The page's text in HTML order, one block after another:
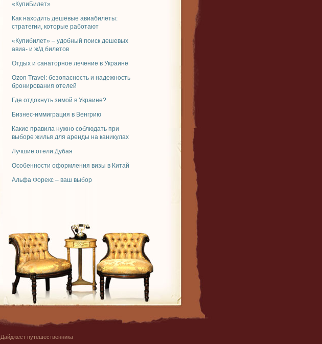
«КупиБилет»
Как находить дешёвые авиабилеты:
стратегии, которые работают
«Купибилет» – удобный поиск дешевых
авиа- и ж/д билетов
Отдых и санаторное лечение в Украине
Ozon Travel: безопасность и надежность
бронирования отелей
Где отдохнуть зимой в Украине?
Бизнес-иммиграция в Венгрию
Какие правила нужно соблюдать при
выборе жилья для аренды на каникулах
Лучшие отели Дубая
Особенности оформления визы в Китай
Альфа Форекс – ваш выбор
. Дайджест путешественника